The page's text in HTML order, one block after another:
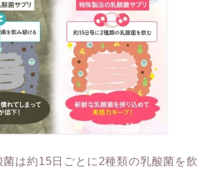
は約15日ごとに2種類の乳酸菌を飲